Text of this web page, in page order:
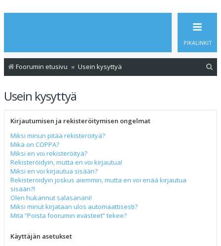
PIKALINKIT
Foorumin etusivu Usein kysyttyä
Usein kysyttyä
Kirjautumisen ja rekisteröitymisen ongelmat
Miksi minun pitää rekisteröityä?
Mikä on COPPA?
Miksi en voi rekisteröityä?
Rekisteröidyin, mutta en voi kirjautua!
Miksi en voi kirjautua sisään?
Rekisteröidyin joskus aiemmin, mutta en voi enää kirjautua
sisään?!
Olen hukannut salasanani!
Miksi minut kirjataan ulos automaattisesti?
Mitä “Poista foorumin evästeet” tekee?
Käyttäjän asetukset